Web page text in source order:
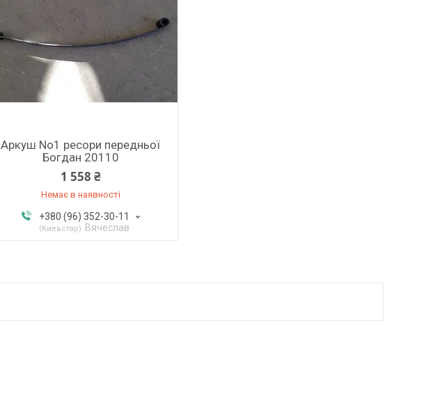
Аркуш No1 ресори передньої
Богдан 20110
1 558 ₴
Немає в наявності
+380 (96) 352-30-11
Киевстар Вячеслав